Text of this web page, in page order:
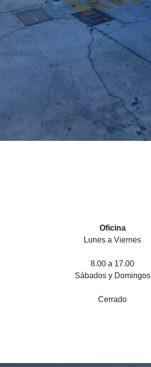
Oficina
Lunes a Viernes
8.00 a 17.00
Sábados y Domingos
Cerrado